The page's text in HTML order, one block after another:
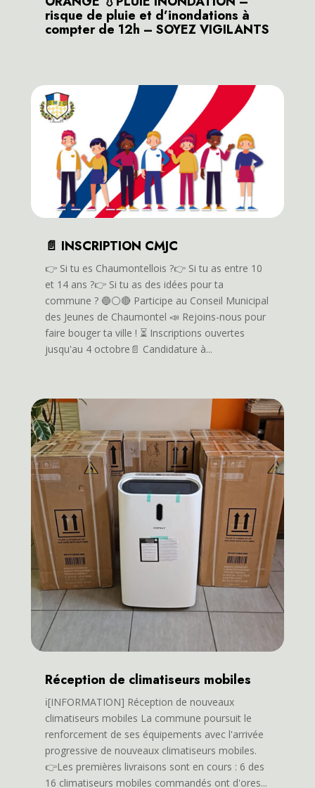
risque de pluie et d’inondations à
compter de 12h – SOYEZ VIGILANTS
📄 INSCRIPTION CMJC
👉️ Si tu es Chaumontellois ?👉️ Si tu as entre 10
et 14 ans ?👉️ Si tu as des idées pour ta
commune ? 🔵⚪️🔴 Participe au Conseil Municipal
des Jeunes de Chaumontel 📣 Rejoins-nous pour
faire bouger ta ville ! ⏳️ Inscriptions ouvertes
jusqu'au 4 octobre📄 Candidature à...
Réception de climatiseurs mobiles
ℹ️[INFORMATION] Réception de nouveaux
climatiseurs mobiles La commune poursuit le
renforcement de ses équipements avec l'arrivée
progressive de nouveaux climatiseurs mobiles.
👉Les premières livraisons sont en cours : 6 des
16 climatiseurs mobiles commandés ont d'ores...